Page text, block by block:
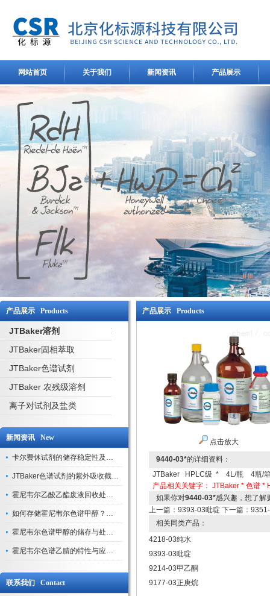
网站首页 关于我们 新闻资讯 产品展示
产品展示 Products
JTBaker溶剂
JTBaker固相萃取
JTBaker色谱试剂
JTBaker 农残级溶剂
离子对试剂及盐类
新闻资讯 New
卡尔费休试剂的储存稳定性及开封后有效期验证
JTBaker色谱试剂的紫外吸收截止波长与背景干扰
霍尼韦尔乙酸乙酯废液回收处理方法与环保处置建议
如何存储霍尼韦尔色谱甲醇？避光、密封、远离火源
霍尼韦尔色谱甲醇的储存与处理注意事项
霍尼韦尔色谱乙腈的特性与应用领域解析
联系我们 Contact
产品展示 Products
点击放大
9440-03*的详细资料：
JTBaker HPLC级 * 4L/瓶 4瓶/
产品相关关键字： JTBaker * 色谱 *
如果你对9440-03*感兴趣，想了解
上一篇： 9393-03吡啶 下一篇：
相关同类产品：
4218-03纯水
9393-03吡啶
9214-03甲乙酮
9177-03正庚烷